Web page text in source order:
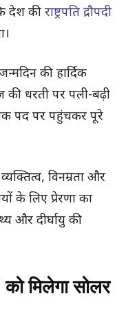
देश की राष्ट्रपति द्रौपदी
की हार्दिक
धरती पर पली-बढ़ी
पद पर पहुंचकर पूरे
विनम्रता और
के लिए प्रेरणा का
और दीर्घायु की
को मिलेगा सोलर